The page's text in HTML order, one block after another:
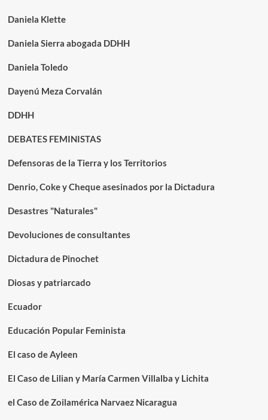
Daniela Klette
Daniela Sierra abogada DDHH
Daniela Toledo
Dayenú Meza Corvalán
DDHH
DEBATES FEMINISTAS
Defensoras de la Tierra y los Territorios
Denrio, Coke y Cheque asesinados por la Dictadura
Desastres "Naturales"
Devoluciones de consultantes
Dictadura de Pinochet
Diosas y patriarcado
Ecuador
Educación Popular Feminista
El caso de Ayleen
El Caso de Lilian y María Carmen Villalba y Lichita
el Caso de Zoilamérica Narvaez Nicaragua